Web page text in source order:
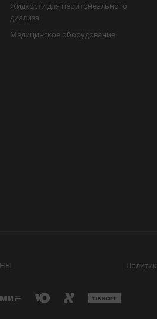
Жидкости для перитонеального
диализа
Медицинское оборудование